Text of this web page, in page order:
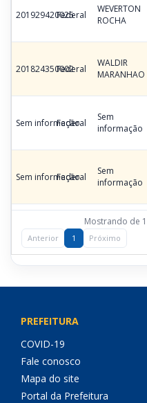
201929420025
Federal
WEVERTON
ROCHA
201824350002
Federal
WALDIR
MARANHAO
Sem informação
Federal
Sem
informação
Sem informação
Federal
Sem
informação
Mostrando de
Anterior 1 Próximo
PREFEITURA
COVID-19
Fale conosco
Mapa do site
Portal da Prefeitura